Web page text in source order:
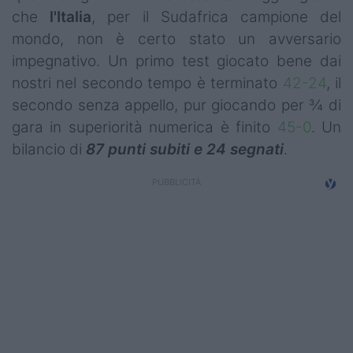
Campionati
Serie A
Serie B
Serie C
Femminile
che l'Italia, per il Sudafrica campione del
mondo, non è certo stato un avversario
impegnativo. Un primo test giocato bene dai
nostri nel secondo tempo è terminato 42-24, il
secondo senza appello, pur giocando per ¾ di
gara in superiorità numerica è finito 45-0. Un
bilancio di 87 punti subiti e 24 segnati.